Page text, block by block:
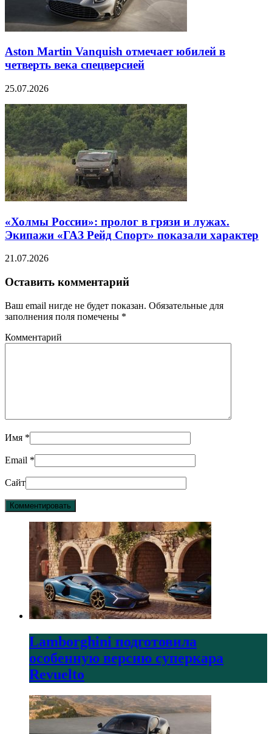
Aston Martin Vanquish отмечает юбилей в
четверть века спецверсией
25.07.2026
«Холмы России»: пролог в грязи и лужах.
Экипажи «ГАЗ Рейд Спорт» показали характер
21.07.2026
Оставить комментарий
Ваш email нигде не будет показан. Обязательные для
заполнения поля помечены *
Комментарий
Имя *
Email *
Сайт
Lamborghini подготовила
особенную версию суперкара
Revuelto